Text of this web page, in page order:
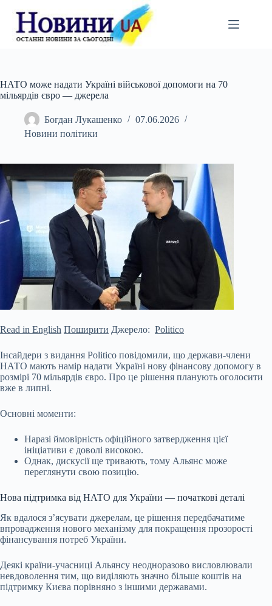
вмісту
НАТО може надати Україні військової допомоги на 70
мільярдів євро — джерела
Богдан Лукашенко
07.06.2026
Новини політики
Read in English Поширити Джерело: Politico
Інсайдери з видання Politico повідомили, що держави-члени
НАТО мають намір надати Україні нову фінансову допомогу в
розмірі 70 мільярдів євро. Про це рішення планують оголосити
вже в липні.
Основні моменти:
Наразі ймовірність офіційного затвердження цієї
ініціативи є доволі високою.
Однак, дискусії ще тривають, тому Альянс може
переглянути свою позицію.
Нова підтримка від НАТО для України — початкові деталі
Як вдалося з’ясувати джерелам, це рішення передбачатиме
впровадження нового механізму для покращення прозорості
фінансування потреб України.
Деякі країни-учасниці Альянсу неодноразово висловлювали
невдоволення тим, що виділяють значно більше коштів на
підтримку Києва порівняно з іншими державами.